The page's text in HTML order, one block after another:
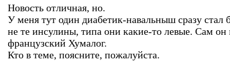
Новость отличная, но.
У меня тут один диабетик-навальныш сразу стал
не те инсулины, типа они какие-то левые. Сам он
французский Хумалог.
Кто в теме, поясните, пожалуйста.